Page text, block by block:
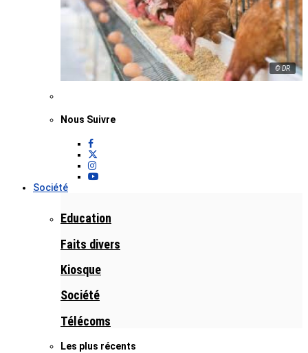
© DR
Nous Suivre
Société
Education
Faits divers
Kiosque
Société
Télécoms
Les plus récents